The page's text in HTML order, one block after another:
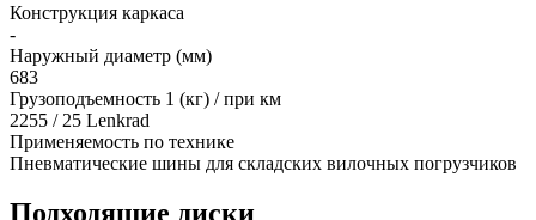
Конструкция каркаса
-
Наружный диаметр (мм)
683
Грузоподъемность 1 (кг) / при км
2255 / 25 Lenkrad
Применяемость по технике
Пневматические шины для складских вилочных погрузчиков
Подходящие диски